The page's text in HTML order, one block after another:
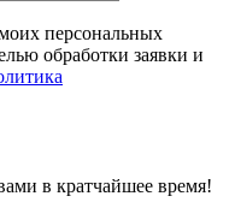
персональных
обработки заявки и
в кратчайшее время!